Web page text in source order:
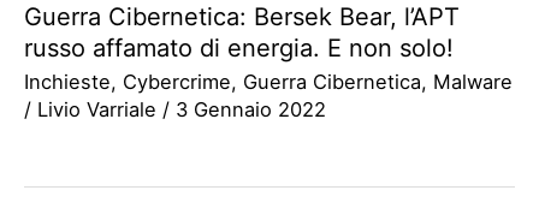
Guerra Cibernetica: Bersek Bear, l’APT
russo affamato di energia. E non solo!
Inchieste, Cybercrime, Guerra Cibernetica, Malware
/ Livio Varriale / 3 Gennaio 2022